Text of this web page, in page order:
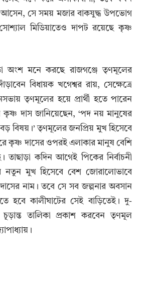
আসেন, সে সময় মজার বাকযুদ্ধ উপভোগ
মিডিয়াতেও দাপট রয়েছে কৃষ্ণ
অংশ মনে করছে রাজগঞ্জে তৃণমূলের
বিধায়ক খগেশ্বর রায়, সেক্ষেত্রে
তৃণমূলের হয়ে প্রার্থী হতে পারেন
কৃষ্ণ দাস জানিয়েছেন, ‘পদ নয় মানুষের
বিষয়।’ তৃণমূলের জনপ্রিয় মুখ হিসেবে
কৃষ্ণ দাসের ওপরই এলাকার মানুষ বেশি
তাছাড়া কদিন আগেই পিকের নির্বাচনী
নতুন মুখ হিসেবে বেশ জোরালোভাবে
নাম। তবে সে সব জল্পনার অবসান
হবে কালীঘাটের সেই বাড়িতেই। দু-
চূড়ান্ত তালিকা প্রকাশ করবেন তৃণমূল